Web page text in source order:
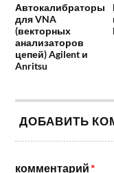
Автокалибраторы
для VNA
(векторных
анализаторов
цепей) Agilent и
Anritsu
ДОБАВИТЬ
комментарий*